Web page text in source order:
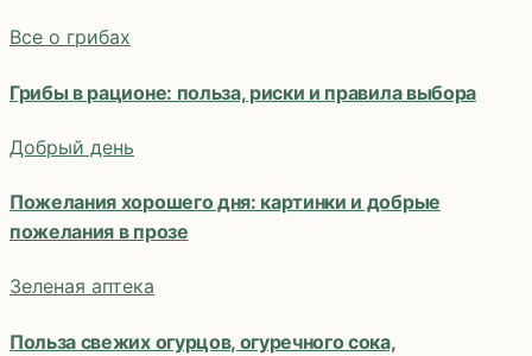
Все о грибах
Грибы в рационе: польза, риски и правила выбора
Добрый день
Пожелания хорошего дня: картинки и добрые
пожелания в прозе
Зеленая аптека
Польза свежих огурцов, огуречного сока,